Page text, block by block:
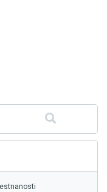
Hľadať